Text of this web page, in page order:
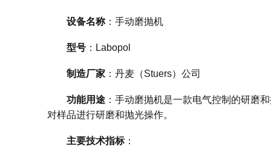
设备名称：手动磨抛机
型号 ：Labopol
制造厂家 ：丹麦（Stuers）公司
功能用途 ：手动磨抛机是一款电气控制的研磨
对样品进行研磨和抛光操作。
主要技术指标：